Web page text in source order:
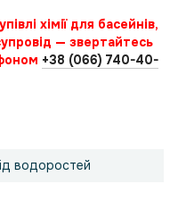
хімії для басейнів,
— звертайтесь
+38 (066) 740-40-
водоростей